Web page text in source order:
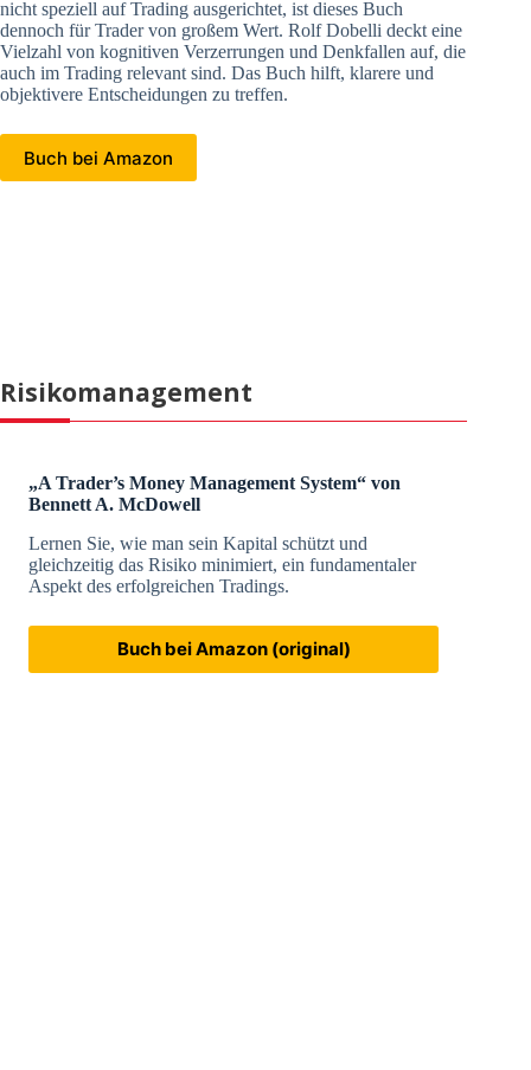
nicht speziell auf Trading ausgerichtet, ist dieses Buch
dennoch für Trader von großem Wert. Rolf Dobelli deckt eine
Vielzahl von kognitiven Verzerrungen und Denkfallen auf, die
auch im Trading relevant sind. Das Buch hilft, klarere und
objektivere Entscheidungen zu treffen.
Buch bei Amazon
Risikomanagement
„A Trader’s Money Management System“ von
Bennett A. McDowell
Lernen Sie, wie man sein Kapital schützt und
gleichzeitig das Risiko minimiert, ein fundamentaler
Aspekt des erfolgreichen Tradings.
Buch bei Amazon (original)